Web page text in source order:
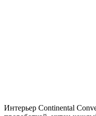
Интерьер Continental